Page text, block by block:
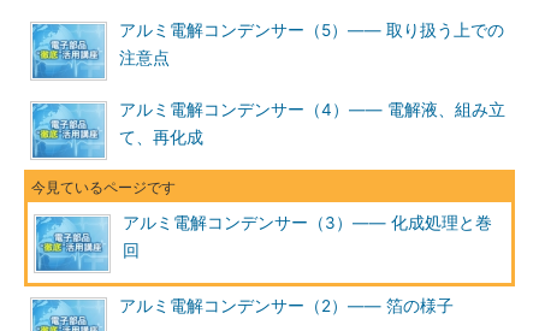
アルミ電解コンデンサー（5）―― 取り扱う上での
注意点
アルミ電解コンデンサー（4）―― 電解液、組み立
て、再化成
アルミ電解コンデンサー（3）―― 化成処理と巻
回
アルミ電解コンデンサー（2）―― 箔の様子